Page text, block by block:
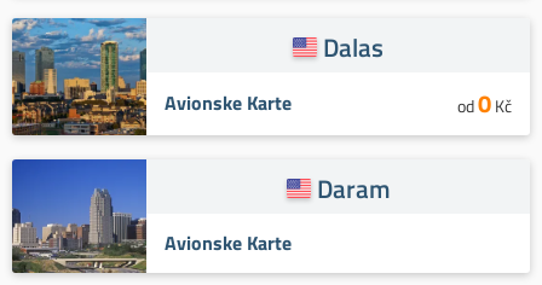
Dalas
Avionske Karte od0Kč
Daram
Avionske Karte